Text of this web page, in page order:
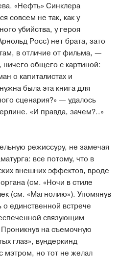
«Нефть» Синклера
совсем не так, как у
убийства, у героя
Росс) нет брата, зато
в отличие от фильма, —
общего с картиной:
о капиталистах и
была эта книга для
сценария?» — удалось
«И правда, зачем?..»
режиссуру, не замечая
все потому, что в
внешних эффектов, вроде
(см. «Ночи в стиле
(см. «Магнолию»). Упомянув
о единственной встрече
связующим
на съемочную
глаз», вундеркинд
мэтром, но тот не желал